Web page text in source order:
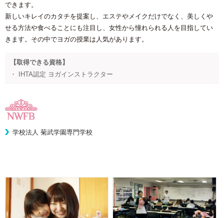
できます。
新しいキレイのカタチを提案し、エステやメイクだけでなく、美しくや
せる方法や食べることにも注目し、女性から憧れられる人を目指してい
きます。その中でヨガの授業は人気があります。
【取得できる資格】
・ IHTA認定 ヨガインストラクター
学校法人 菊武学園専門学校